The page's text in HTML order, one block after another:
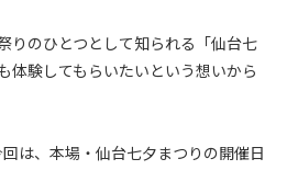
りのひとつとして知られる「仙台七
体験してもらいたいという想いから
は、本場・仙台七夕まつりの開催日